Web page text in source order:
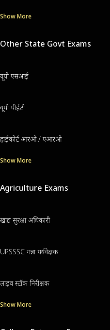
Show More
Other State Govt Exams
यूपी एसआई
यूपी पीईटी
हाईकोर्ट आरओ / एआरओ
Show More
Agriculture Exams
खाद्य सुरक्षा अधिकारी
UPSSSC गन्ना पर्यवेक्षक
लाइव स्टॉक निरीक्षक
Show More